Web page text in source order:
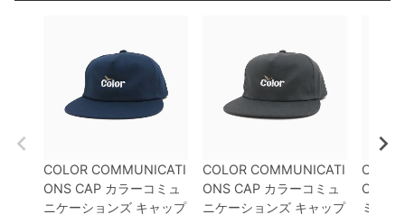
COLOR COMMUNICATI
ONS CAP カラーコミュ
ニケーションズ キャップ
COLOR COMMUNICATI
ONS CAP カラーコミュ
ニケーションズ キャップ
ONS
ミュニ